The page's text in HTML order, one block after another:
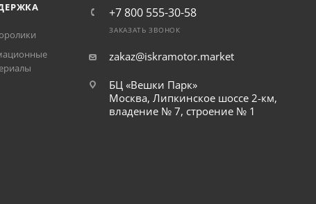
+7 800 555-30-58
ЗАКАЗАТЬ ЗВОНОК
zakaz@iskramotor.market
БЦ «Вешки Парк»
Москва, Липкинское шоссе 2-км,
владение № 7, строение № 1